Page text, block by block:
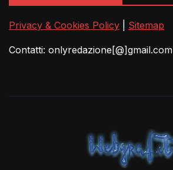
Privacy & Cookies Policy Sitemap
Contatti: onlyredazione[@]gmail.com